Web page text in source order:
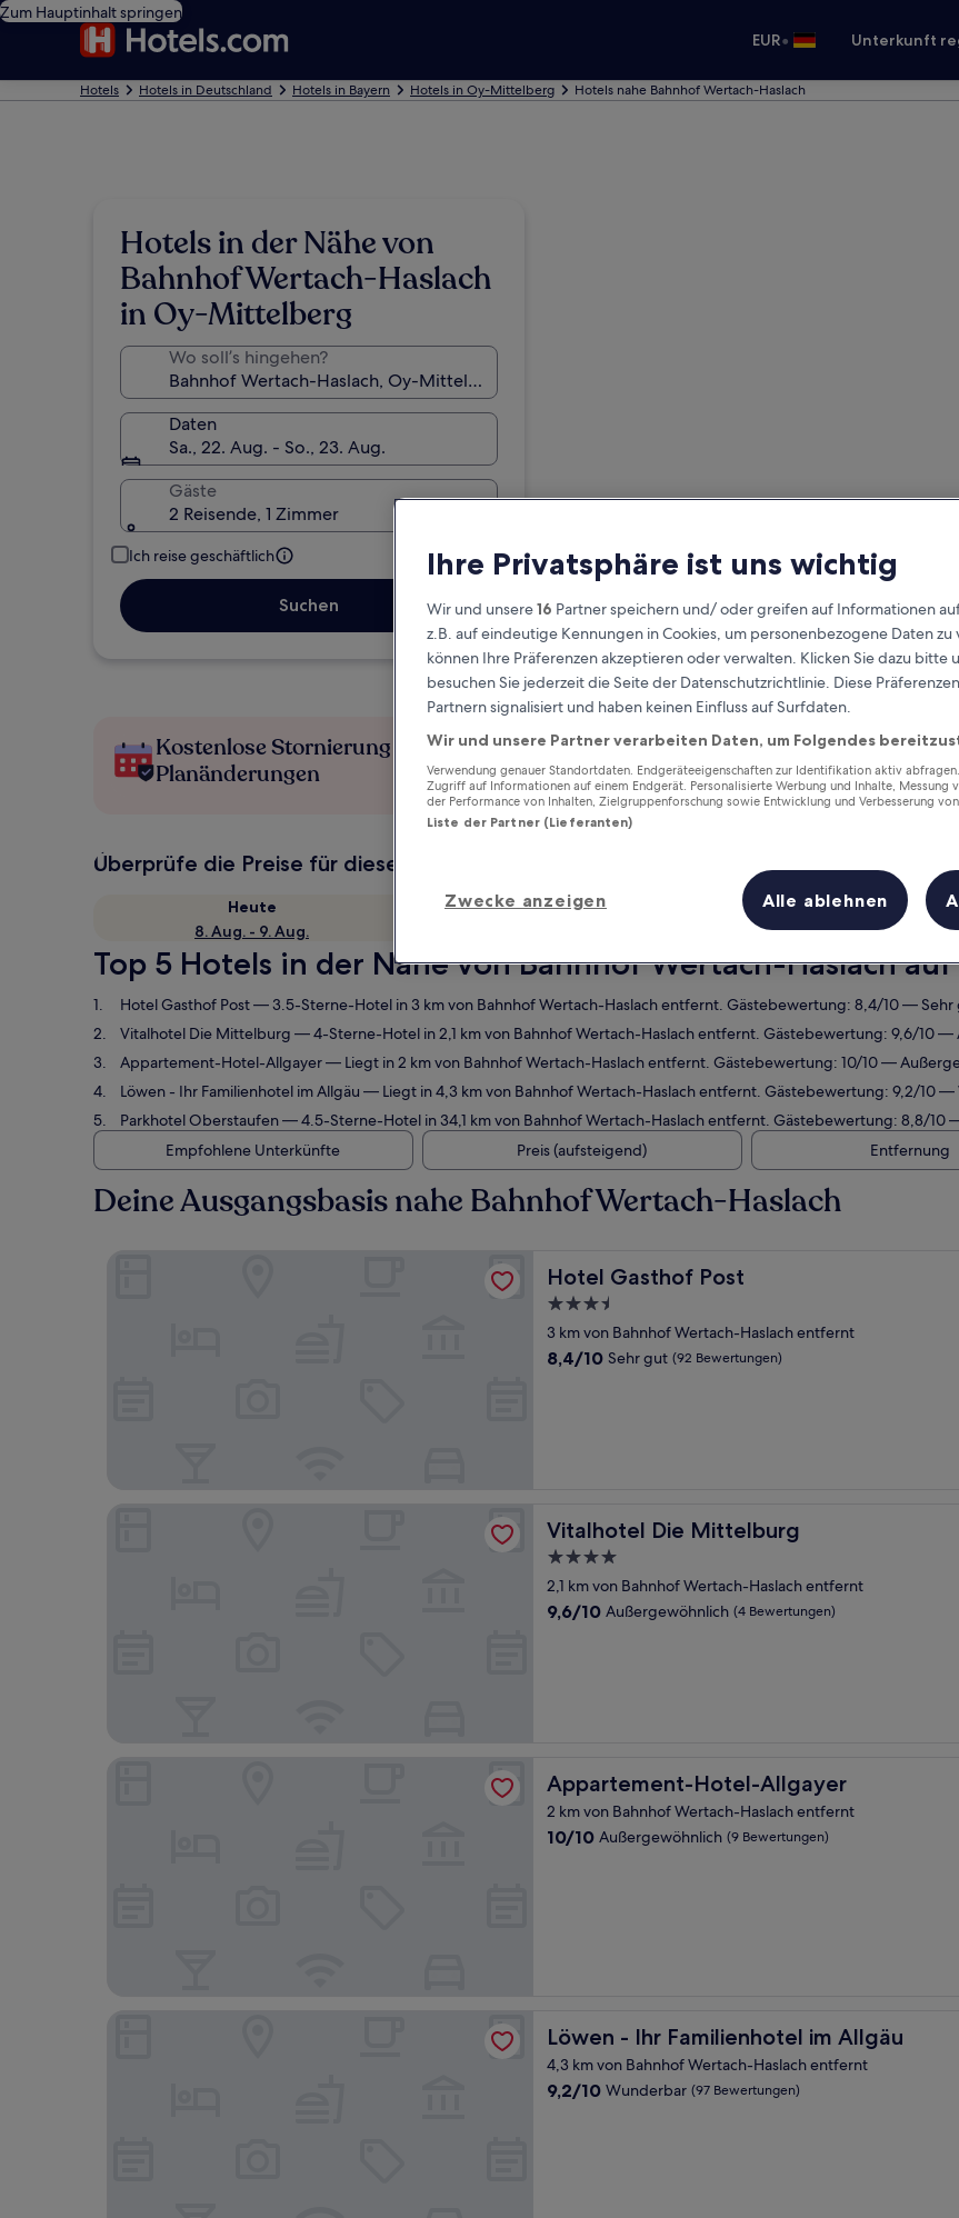
Zum Hauptinhalt springen
EUR• Unterkunft
Hotels Hotels in Deutschland Hotels in Bayern Hotels in Oy-Mittelberg Hotels nahe Bahnhof Wertach-Haslach
Hotels in der Nähe von
Bahnhof Wertach-Haslach
in Oy-Mittelberg
Wo soll’s hingehen?
Daten
Sa., 22. Aug. - So., 23. Aug.
Gäste
2 Reisende, 1 Zimmer
Ich reise geschäftlich
Suchen
Kostenlose Stornierung bei
Planänderungen
Verdiene Prämien für jede
wahrgenommene Übernachtung
Überprüfe die Preise für diese Daten
Heute
8. Aug. - 9. Aug.
Morgen
Nächstes
14. Aug. - 16.
Top 5 Hotels in der Nähe von Bahnhof Wertach-Haslach
Hotel Gasthof Post— 3.5-Sterne-Hotel in 3 km von Bahnhof Wertach-Haslach entfernt. Gästebewertung: 8,4/10 — Sehr
Vitalhotel Die Mittelburg — 4-Sterne-Hotel in 2,1 km von Bahnhof Wertach-Haslach entfernt. Gästebewertung: 9,6/10 —
Appartement-Hotel-Allgayer— Liegt in 2 km von Bahnhof Wertach-Haslach entfernt. Gästebewertung: 10/10 —
Löwen - Ihr Familienhotel im Allgäu — Liegt in 4,3 km von Bahnhof Wertach-Haslach entfernt. Gästebewertung: 9,2/10 —
Parkhotel Oberstaufen— 4.5-Sterne-Hotel in 34,1 km von Bahnhof Wertach-Haslach entfernt. Gästebewertung: 8,8/10
Empfohlene Unterkünfte
Preis (aufsteigend) Entfernung
Deine Ausgangsbasis nahe Bahnhof Wertach-Haslach
Hotel Gasthof Post
Hotel Gasthof Post
3.5-
Sterne-
Unterkunft
3 km von Bahnhof Wertach-Haslach entfernt
8.4
8,4/10 Sehr gut (92 Bewertungen)
Vitalhotel Die Mittelburg
Vitalhotel Die Mittelburg
4.0-
Sterne-
Unterkunft
2,1 km von Bahnhof Wertach-Haslach entfernt
9.6
9,6/10 Außergewöhnlich (4 Bewertungen)
Appartement-Hotel-Allgayer
Appartement-Hotel-Allgayer
2 km von Bahnhof Wertach-Haslach entfernt
10.0
10/10 Außergewöhnlich (9 Bewertungen)
Löwen - Ihr Familienhotel im Allgäu
Löwen - Ihr Familienhotel im Allgäu
4,3 km von Bahnhof Wertach-Haslach entfernt
9.2
9,2/10 Wunderbar (97 Bewertungen)
Ihre Privatsphäre ist uns wichtig
Wir und unsere16 Partner speichern und/ oder greifen auf Informationen
z.B. auf eindeutige Kennungen in Cookies, um personenbezogene Daten zu
können Ihre Präferenzen akzeptieren oder verwalten. Klicken Sie dazu bitte
besuchen Sie jederzeit die Seite der Datenschutzrichtlinie. Diese
Partnern signalisiert und haben keinen Einfluss auf Surfdaten.
Wir und unsere Partner verarbeiten Daten, um Folgendes
Verwendung genauer Standortdaten. Endgeräteeigenschaften zur Identifikation aktiv
Zugriff auf Informationen auf einem Endgerät. Personalisierte Werbung und Inhalte, Messung
der Performance von Inhalten, Zielgruppenforschung sowie Entwicklung und Verbesserung
Liste der Partner (Lieferanten)
Zwecke anzeigen Alle ablehnen